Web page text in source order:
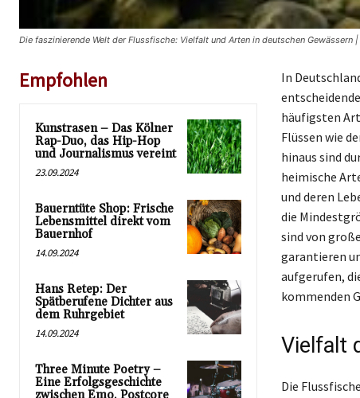
Die faszinierende Welt der Flussfische: Vielfalt und Arten in deutschen Gewässern
Empfohlen
Kunstrasen – Das Kölner
Rap-Duo, das Hip-Hop
und Journalismus vereint
23.09.2024
Bauerntüte Shop: Frische
Lebensmittel direkt vom
Bauernhof
14.09.2024
Hans Retep: Der
Spätberufene Dichter aus
dem Ruhrgebiet
14.09.2024
Three Minute Poetry –
Eine Erfolgsgeschichte
In
häufigsten
Flüssen wie
hinaus sind
heimische
und deren
die
sind von
garantieren
aufgerufen,
kommenden
Vielfalt
Die